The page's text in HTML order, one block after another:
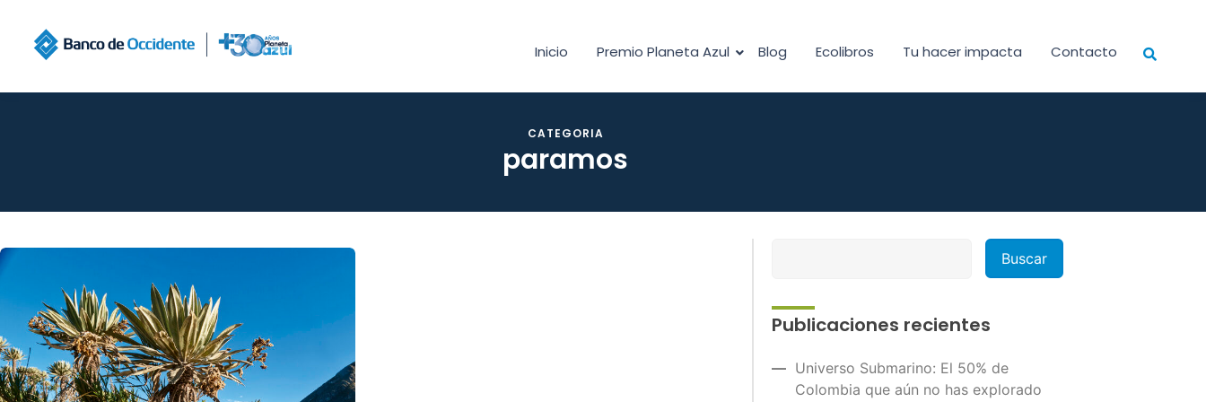
Inicio Premio Planeta Azul Blog Ecolibros Tu hacer impacta Contacto
CATEGORIA
paramos
Publicaciones recientes
Universo Submarino: El 50% de
Colombia que aún no has explorado